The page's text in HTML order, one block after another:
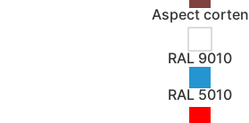
Aspect corten
RAL 9010
RAL 5010